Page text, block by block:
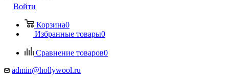
Войти
Корзина0
Избранные товары0
Сравнение товаров0
admin@hollywool.ru